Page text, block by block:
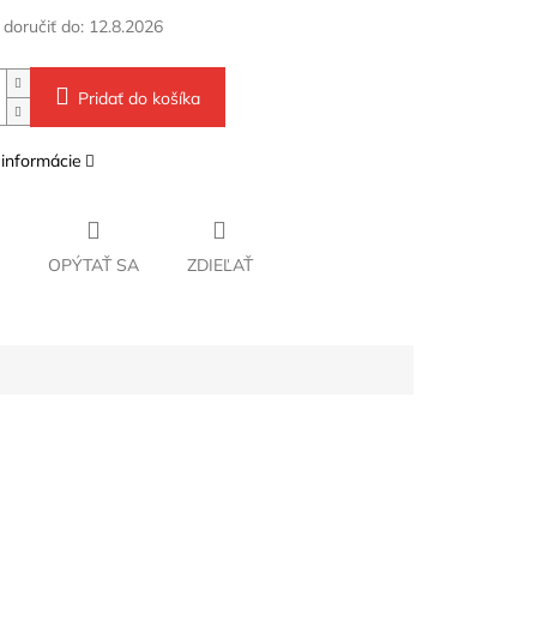
do: 12.8.2026
Pridať do košíka
OPÝTAŤ SA ZDIEĽAŤ